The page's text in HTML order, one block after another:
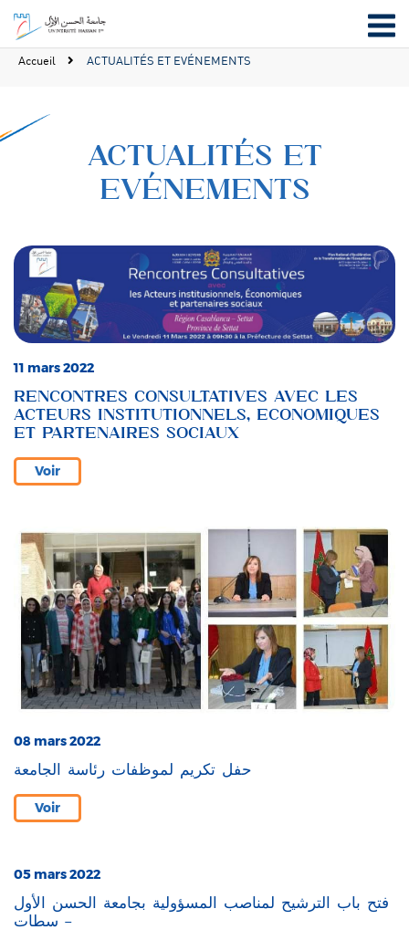
Accueil ACTUALITÉS ET EVÉNEMENTS
ACTUALITÉS ET
EVÉNEMENTS
11 mars 2022
RENCONTRES CONSULTATIVES AVEC LES
ACTEURS INSTITUTIONNELS, ECONOMIQUES
ET PARTENAIRES SOCIAUX
Voir
08 mars 2022
حفل تكريم لموظفات رئاسة الجامعة
Voir
05 mars 2022
فتح باب الترشيح لمناصب المسؤولية بجامعة الحسن الأول
– سطات